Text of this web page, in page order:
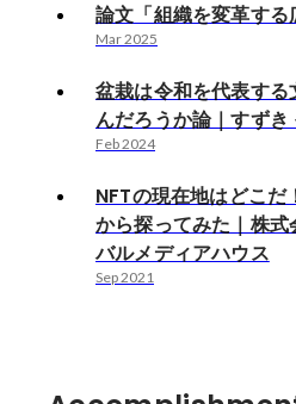
論文「組織を変革する
Mar 2025
盆栽は令和を代表する
んだろうか論｜すずき
Feb 2024
NFTの現在地はどこだ
から探ってみた｜株式
バルメディアハウス
Sep 2021